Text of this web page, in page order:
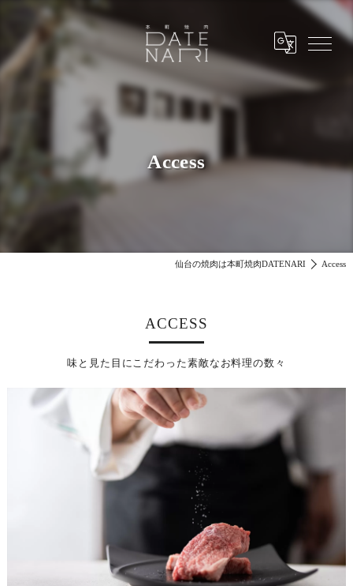
Access
仙台の焼肉は本町焼肉DATENARI Access
味と見た目にこだわった素敵なお料理の数々
ACCESS